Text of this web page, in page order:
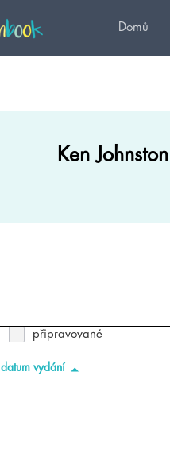
Domů
Ken Johnston
připravované
datum vydání